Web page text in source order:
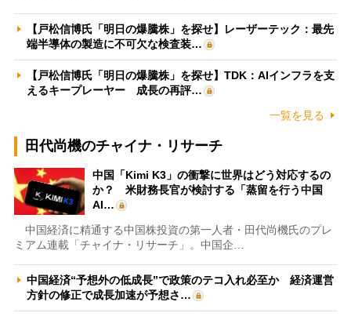
【戸松信博氏「明日の爆騰株」を探せ】レーザーテック：最先
端半導体の製造に不可欠な検査装…
【戸松信博氏「明日の爆騰株」を探せ】TDK：AIインフラを支
えるキープレーヤー 成長の再評…
一覧を見る
田代尚機のチャイナ・リサーチ
中国「Kimi K3」の衝撃に世界はどう対応するの
か？ 米財務長官が検討する「蒸留を行う中国
AI…
中国経済に精通する中国株投資の第一人者・田代尚機氏のプレ
ミアム連載「チャイナ・リサーチ」。中国企…
中国経済“予想外の低成長”で政策のテコ入れ必至か 経済運営
方針の修正で成長加速が予想さ…